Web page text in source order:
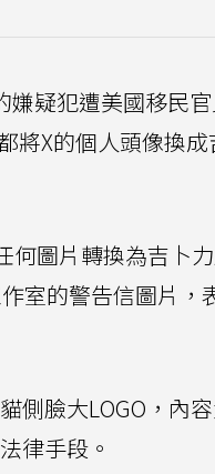
嫌疑犯遭美國移民
將X的個人頭像換
何圖片轉換為吉卜
室的警告信圖片，
側臉大LOGO，內
律手段。